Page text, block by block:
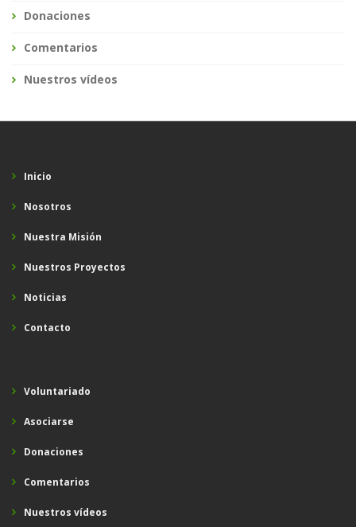
Donaciones
Comentarios
Nuestros vídeos
Inicio
Nosotros
Nuestra Misión
Nuestros Proyectos
Noticias
Contacto
Voluntariado
Asociarse
Donaciones
Comentarios
Nuestros vídeos